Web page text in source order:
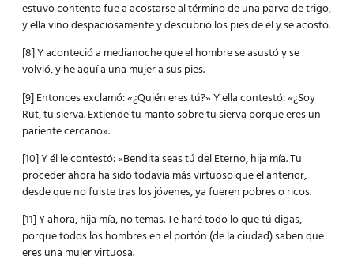
estuvo contento fue a acostarse al término de una parva de trigo,
y ella vino despaciosamente y descubrió los pies de él y se acostó.
[8] Y aconteció a medianoche que el hombre se asustó y se
volvió, y he aquí a una mujer a sus pies.
[9] Entonces exclamó: «¿Quién eres tú?» Y ella contestó: «¿Soy
Rut, tu sierva. Extiende tu manto sobre tu sierva porque eres un
pariente cercano».
[10] Y él le contestó: «Bendita seas tú del Eterno, hija mía. Tu
proceder ahora ha sido todavía más virtuoso que el anterior,
desde que no fuiste tras los jóvenes, ya fueren pobres o ricos.
[11] Y ahora, hija mía, no temas. Te haré todo lo que tú digas,
porque todos los hombres en el portón (de la ciudad) saben que
eres una mujer virtuosa.